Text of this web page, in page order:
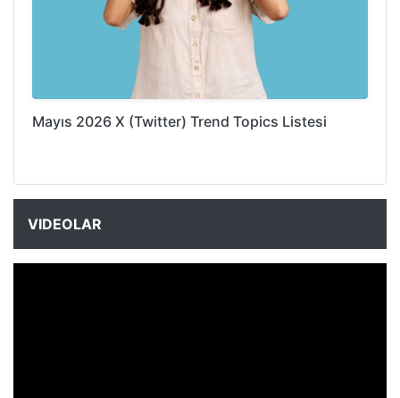
Mayıs 2026 X (Twitter) Trend Topics Listesi
VIDEOLAR